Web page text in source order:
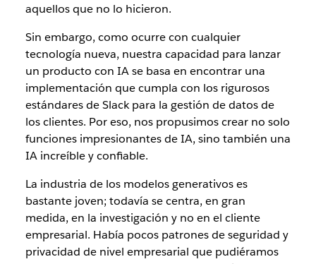
aquellos que no lo hicieron.
Sin embargo, como ocurre con cualquier
tecnología nueva, nuestra capacidad para lanzar
un producto con IA se basa en encontrar una
implementación que cumpla con los rigurosos
estándares de Slack para la gestión de datos de
los clientes. Por eso, nos propusimos crear no solo
funciones impresionantes de IA, sino también una
IA increíble y confiable.
La industria de los modelos generativos es
bastante joven; todavía se centra, en gran
medida, en la investigación y no en el cliente
empresarial. Había pocos patrones de seguridad y
privacidad de nivel empresarial que pudiéramos